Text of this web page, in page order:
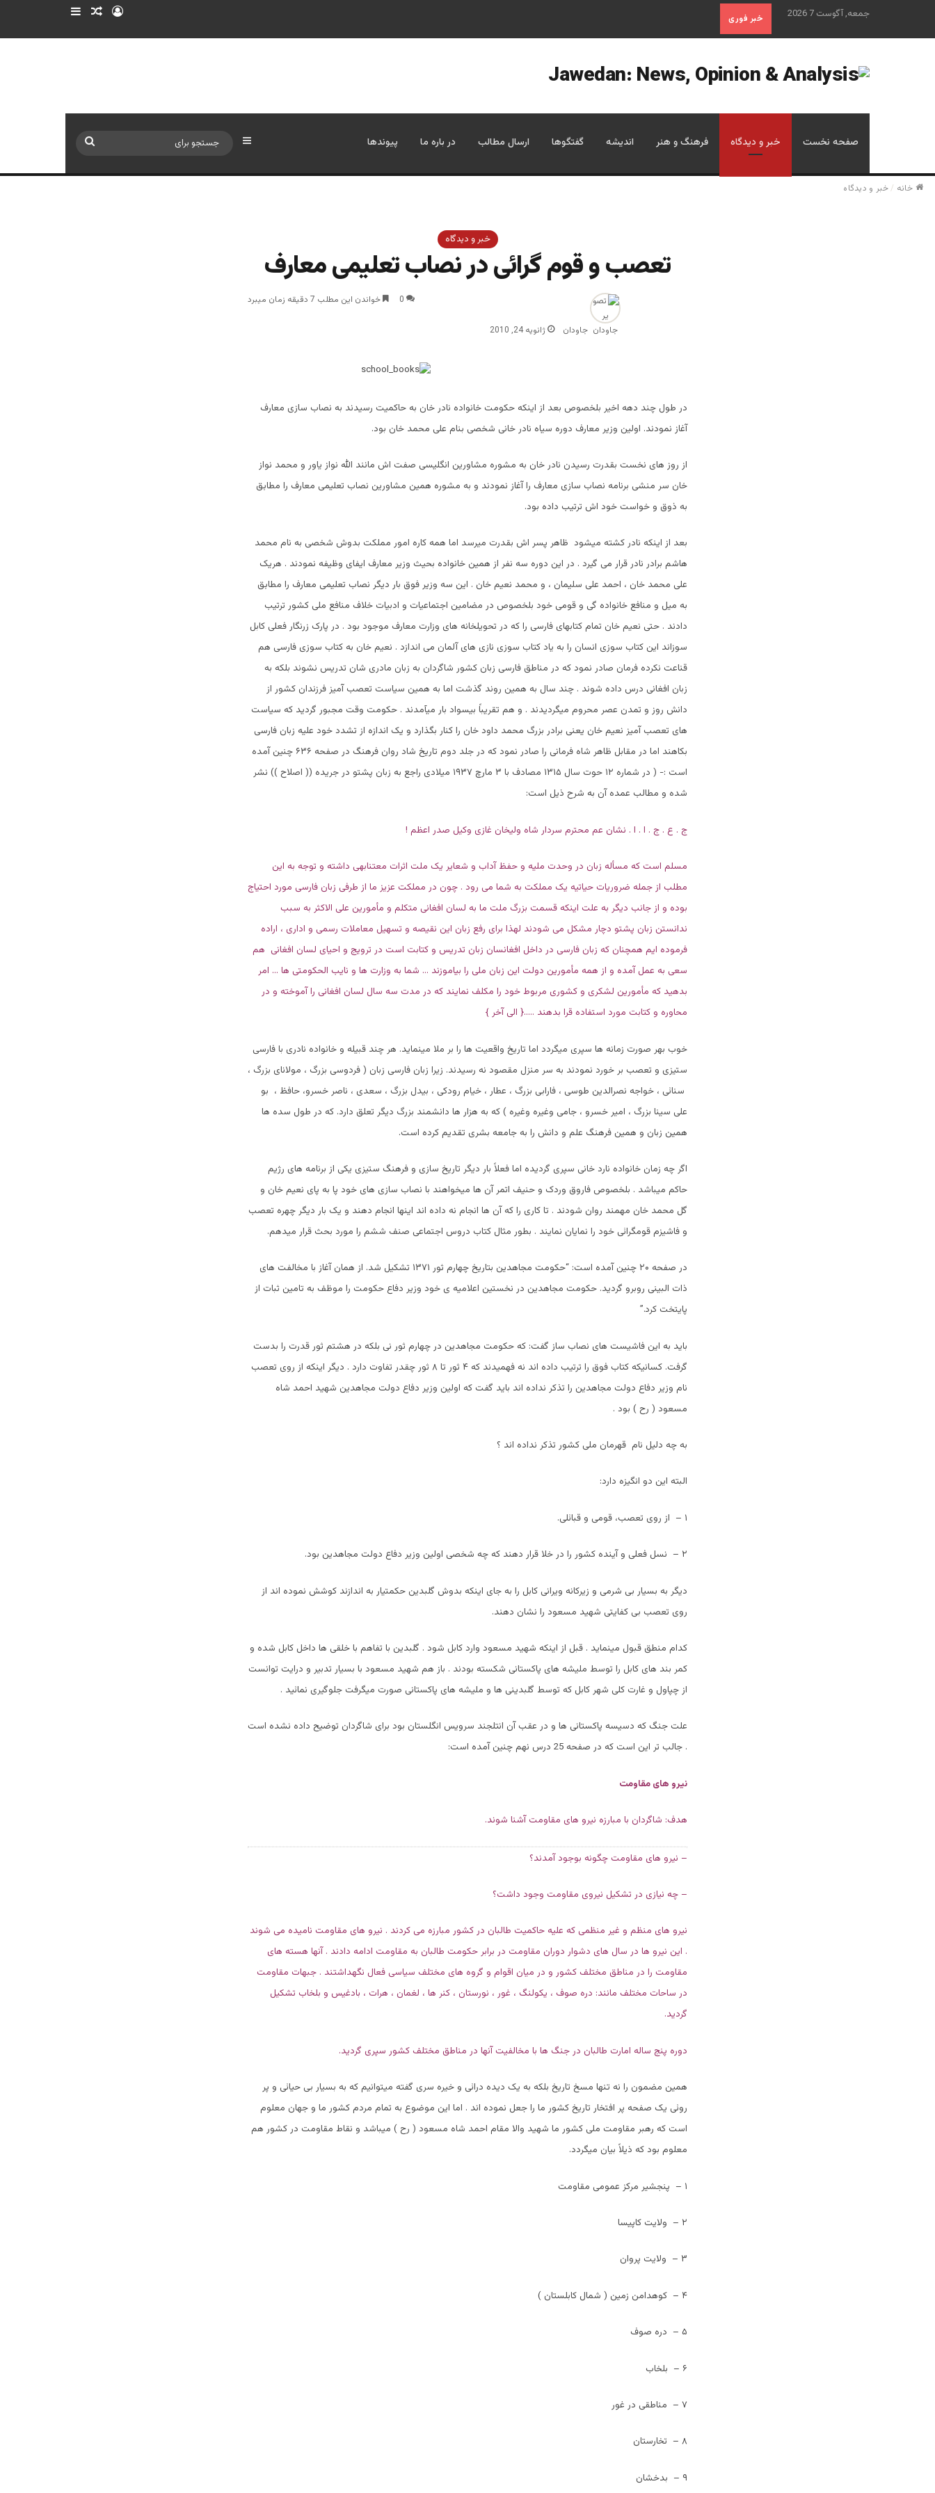
جمعه, آگوست 7 2026 خبر فوری ورود نوشته تصادفی
صفحه نخست خبر و دیدگاه فرهنگ و هنر اندیشه گفتگوها ارسال مطالب در باره ما پیوندها سایدبار
خانه /خبر و دیدگاه
خبر و دیدگاه
تعصب و قوم گرائی در نصاب تعلیمی معارف
جاودان ژانویه 24, 2010
0 خواندن این مطلب 7 دقیقه زمان میبرد
در طول چند دهه اخیر بلخصوص بعد از اینکه حکومت خانواده نادر خان به حاکمیت رسیدند به نصاب سازی معارف
آغاز نمودند. اولین وزیر معارف دوره سیاه نادر خانی شخصی بنام علی محمد خان بود.
از روز های نخست بقدرت رسیدن نادر خان به مشوره مشاورین انگلیسی صفت اش مانند الله نواز یاور و محمد نواز
خان سر منشی برنامه نصاب سازی معارف را آغاز نمودند و به مشوره همین مشاورین نصاب تعلیمی معارف را مطابق
به ذوق و خواست خود اش ترتیب داده بود.
بعد از اینکه نادر کشته میشود ظاهر پسر اش بقدرت میرسد اما همه کاره امور مملکت بدوش شخصی به نام محمد
هاشم برادر نادر قرار می گیرد . در این دوره سه نفر از همین خانواده بحیث وزیر معارف ایفای وظیفه نمودند . هریک
علی محمد خان ، احمد علی سلیمان ، و محمد نعیم خان . این سه وزیر فوق بار دیگر نصاب تعلیمی معارف را مطابق
به میل و منافع خانواده گی و قومی خود بلخصوص در مضامین اجتماعیات و ادبیات خلاف منافع ملی کشور ترتیب
دادند . حتی نعیم خان تمام کتابهای فارسی را که در تحویلخانه های وزارت معارف موجود بود . در پارک زرنگار فعلی کابل
سوزاند این کتاب سوزی انسان را به یاد کتاب سوزی نازی های آلمان می اندازد . نعیم خان به کتاب سوزی فارسی هم
قناعت نکرده فرمان صادر نمود که در مناطق فارسی زبان کشور شاگردان به زبان مادری شان تدریس نشوند بلکه به
زبان افغانی درس داده شوند . چند سال به همین روند گذشت اما به همین سیاست تعصب آمیز فرزندان کشور از
دانش روز و تمدن عصر محروم میگردیدند . و هم تقریباً بیسواد بار میآمدند . حکومت وقت مجبور گردید که سیاست
های تعصب آمیز نعیم خان یعنی برادر بزرگ محمد داود خان را کنار بگذارد و یک اندازه از تشدد خود علیه زبان فارسی
بکاهند اما در مقابل ظاهر شاه فرمانی را صادر نمود که در جلد دوم تاریخ شاد روان فرهنگ در صفحه ۶۳۶ چنین آمده
است :- ( در شماره ۱۲ حوت سال ۱۳۱۵ مصادف با ۳ مارچ ۱۹۳۷ میلادی راجع به زبان پشتو در جریده (( اصلاح )) نشر
شده و مطالب عمده آن به شرح ذیل است:
ج . ع . ج . ا . ا . نشان عم محترم سردار شاه ولیخان غازی وکیل صدر اعظم !
مسلم است که مسأله زبان در وحدت ملیه و حفظ آداب و شعایر یک ملت اثرات معتنابهی داشته و توجه به این
مطلب از جمله ضروریات حیاتیه یک مملکت به شما می رود . چون در مملکت عزیز ما از طرفی زبان فارسی مورد احتیاج
بوده و از جانب دیگر به علت اینکه قسمت بزرگ ملت ما به لسان افغانی متکلم و مأمورین علی الاکثر به سبب
ندانستن زبان پشتو دچار مشکل می شودند لهذا برای رفع زبان این نقیصه و تسهیل معاملات رسمی و اداری ، اراده
فرموده ایم همچنان که زبان فارسی در داخل افغانسان زبان تدریس و کتابت است در ترویج و احیای لسان افغانی هم
سعی به عمل آمده و از همه مأمورین دولت این زبان ملی را بیاموزند … شما به وزارت ها و نایب الحکومتی ها … امر
بدهید که مأمورین لشکری و کشوری مربوط خود را مکلف نمایند که در مدت سه سال لسان افغانی را آموخته و در
محاوره و کتابت مورد استفاده قرا بدهند …..{ الی آخر }
خوب بهر صورت زمانه ها سپری میگردد اما تاریخ واقعیت ها را بر ملا مینماید. هر چند قبیله و خانواده نادری با فارسی
ستیزی و تعصب بر خورد نمودند به سر منزل مقصود نه رسیدند. زیرا زبان فارسی زبان ( فردوسی بزرگ ، مولانای بزرگ ،
سنائی ، خواجه نصرالدین طوسی ، فارابی بزرگ ، عطار ، خیام رودکی ، بیدل بزرگ ، سعدی ، ناصر خسرو، حافظ ، بو
علی سینا بزرگ ، امیر خسرو ، جامی وغیره وغیره ) که به هزار ها دانشمند بزرگ دیگر تعلق دارد. که در طول سده ها
همین زبان و همین فرهنگ علم و دانش را به جامعه بشری تقدیم کرده است.
اگر چه زمان خانواده نارد خانی سپری گردیده اما فعلاً بار دیگر تاریخ سازی و فرهنگ ستیزی یکی از برنامه های رژیم
حاکم میباشد . بلخصوص فاروق وردک و حنیف اتمر آن ها میخواهند با نصاب سازی های خود پا به پای نعیم خان و
گل محمد خان مهمند روان شودند . تا کاری را که آن ها انجام نه داده اند اینها انجام دهند و یک بار دیگر چهره تعصب
و فاشیزم قومگرائی خود را نمایان نمایند . بطور مثال کتاب دروس اجتماعی صنف ششم را مورد بحث قرار میدهم.
در صفحه ۲۰ چنین آمده است: “حکومت مجاهدین بتاریخ چهارم ثور ۱۳۷۱ تشکیل شد. از همان آغاز با مخالفت های
ذات البینی روبرو گردید. حکومت مجاهدین در نخستین اعلامیه ی خود وزیر دفاع حکومت را موظف به تامین ثبات از
پایتخت کرد.”
باید به این فاشیست های نصاب ساز گفت: که حکومت مجاهدین در چهارم ثور نی بلکه در هشتم ثور قدرت را بدست
گرفت. کسانیکه کتاب فوق را ترتیب داده اند نه فهمیدند که ۴ ثور تا ۸ ثور چقدر تفاوت دارد . دیگر اینکه از روی تعصب
نام وزیر دفاع دولت مجاهدین را تذکر نداده اند باید گفت که اولین وزیر دفاع دولت مجاهدین شهید احمد شاه
مسعود ( رح ) بود .
به چه دلیل نام قهرمان ملی کشور تذکر نداده اند ؟
البته این دو انگیزه دارد:
۱ – از روی تعصب، قومی و قبائلی.
۲ – نسل فعلی و آینده کشور را در خلا قرار دهند که چه شخصی اولین وزیر دفاع دولت مجاهدین بود.
دیگر به بسیار بی شرمی و زیرکانه ویرانی کابل را به جای اینکه بدوش گلبدین حکمتیار به اندازند کوشش نموده اند از
روی تعصب بی کفایتی شهید مسعود را نشان دهند.
کدام منطق قبول مینماید . قبل از اینکه شهید مسعود وارد کابل شود . گلبدین با تفاهم با خلقی ها داخل کابل شده و
کمر بند های کابل را توسط ملیشه های پاکستانی شکسته بودند . باز هم شهید مسعود با بسیار تدبیر و درایت توانست
از چپاول و غارت کلی شهر کابل که توسط گلبدینی ها و ملیشه های پاکستانی صورت میگرفت جلوگیری نمائید .
علت جنگ که دسیسه پاکستانی ها و در عقب آن انتلجند سرویس انگلستان بود برای شاگردان توضیح داده نشده است
. جالب تر این است که در صفحه 25 درس نهم چنین آمده است:
نیرو های مقاومت
هدف: شاگردان با مبارزه نیرو های مقاومت آشنا شوند.
– نیرو های مقاومت چگونه بوجود آمدند؟
– چه نیازی در تشکیل نیروی مقاومت وجود داشت؟
نیرو های منظم و غیر منظمی که علیه حاکمیت طالبان در کشور مبارزه می کردند . نیرو های مقاومت نامیده می شوند
. این نیرو ها در سال های دشوار دوران مقاومت در برابر حکومت طالبان به مقاومت ادامه دادند . آنها هسته های
مقاومت را در مناطق مختلف کشور و در میان اقوام و گروه های مختلف سیاسی فعال نگهداشتند . جبهات مقاومت
در ساحات مختلف مانند: دره صوف ، یکولنگ ، غور ، نورستان ، کنر ها ، لغمان ، هرات ، بادغیس و بلخاب تشکیل
گردید.
دوره پنج ساله امارت طالبان در جنگ ها با مخالفیت آنها در مناطق مختلف کشور سپری گردید.
همین مضمون را نه تنها مسخ تاریخ بلکه به یک دیده درائی و خیره سری گفته میتوانیم که به بسیار بی حیائی و پر
روئی یک صفحه پر افتخار تاریخ کشور ما را جعل نموده اند . اما این موضوع به تمام مردم کشور ما و جهان معلوم
است که رهبر مقاومت ملی کشور ما شهید والا مقام احمد شاه مسعود ( رح ) میباشد و نقاط مقاومت در کشور هم
معلوم بود که ذیلاً بیان میگردد.
۱ – پنجشیر مرکز عمومی مقاومت
۲ – ولایت کاپیسا
۳ – ولایت پروان
۴ – کوهدامن زمین ( شمال کابلستان )
۵ – دره صوف
۶ – بلخاب
۷ – مناطقی در غور
۸ – تخارستان
۹ – بدخشان